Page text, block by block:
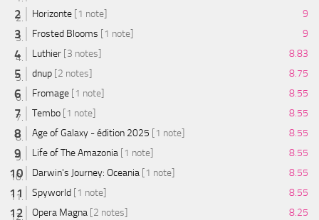
Horizonte [1 note]
9
Frosted Blooms [1 note]
9
Luthier [3 notes]
8.83
dnup [2 notes]
8.75
Fromage [1 note]
8.55
Tembo [1 note]
8.55
Age of Galaxy - édition 2025 [1 note]
8.55
Life of The Amazonia [1 note]
8.55
Darwin's Journey: Oceania [1 note]
8.55
Spyworld [1 note]
8.55
Opera Magna [2 notes]
8.25